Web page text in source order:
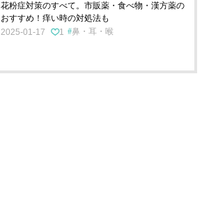
花粉症対策のすべて。市販薬・食べ物・漢方薬の
おすすめ！痒い時の対処法も
2025-01-17
1 鼻・耳・喉